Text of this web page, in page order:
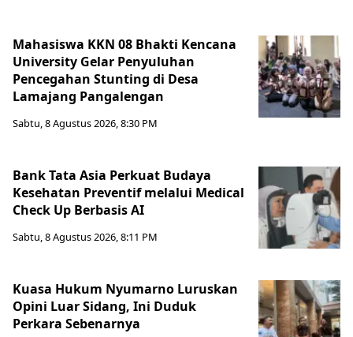
Mahasiswa KKN 08 Bhakti Kencana
University Gelar Penyuluhan
Pencegahan Stunting di Desa
Lamajang Pangalengan
Sabtu, 8 Agustus 2026, 8:30 PM
Bank Tata Asia Perkuat Budaya
Kesehatan Preventif melalui Medical
Check Up Berbasis AI
Sabtu, 8 Agustus 2026, 8:11 PM
Kuasa Hukum Nyumarno Luruskan
Opini Luar Sidang, Ini Duduk
Perkara Sebenarnya ​